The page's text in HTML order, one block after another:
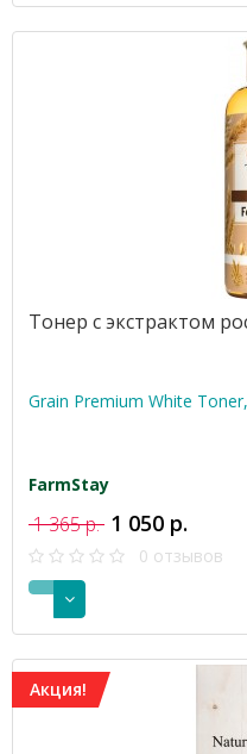
Тонер с экстрактом
Grain Premium White
FarmStay
1 365 р. 1 050 р.
0 отзывов
Акция!